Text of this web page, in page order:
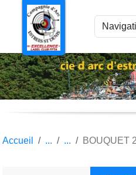
Accueil BOUQUET
Panneau de gestion des cookies